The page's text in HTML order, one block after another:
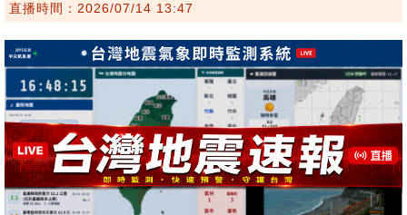
直播時間：2026/07/14 13:47